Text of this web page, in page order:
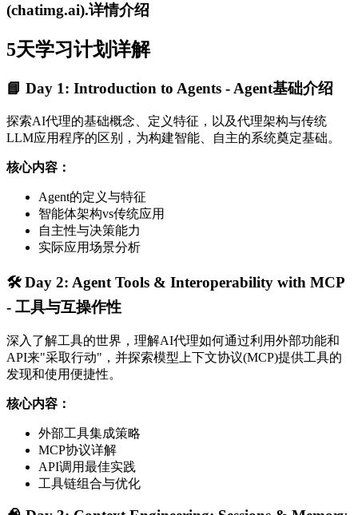
(chatimg.ai).详情介绍
5天学习计划详解
📘 Day 1: Introduction to Agents - Agent基础介绍
探索AI代理的基础概念、定义特征，以及代理架构与传统
LLM应用程序的区别，为构建智能、自主的系统奠定基础。
核心内容：
Agent的定义与特征
智能体架构vs传统应用
自主性与决策能力
实际应用场景分析
🛠️ Day 2: Agent Tools & Interoperability with MCP
- 工具与互操作性
深入了解工具的世界，理解AI代理如何通过利用外部功能和
API来"采取行动"，并探索模型上下文协议(MCP)提供工具的
发现和使用便捷性。
核心内容：
外部工具集成策略
MCP协议详解
API调用最佳实践
工具链组合与优化